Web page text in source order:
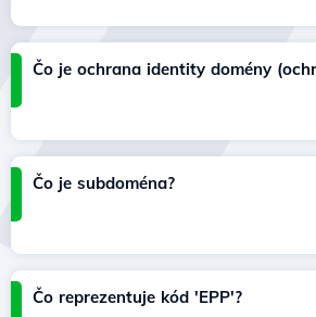
Čo je ochrana identity domény
Čo je subdoména?
Čo reprezentuje kód 'EPP'?